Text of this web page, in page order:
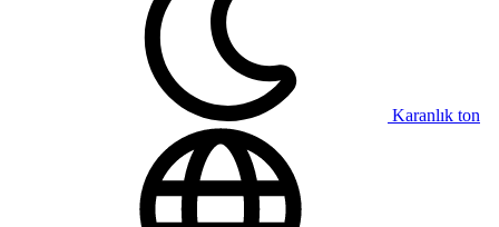
Karanlık ton